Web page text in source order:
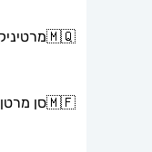
🇲🇶
🇲🇫סן מרטן